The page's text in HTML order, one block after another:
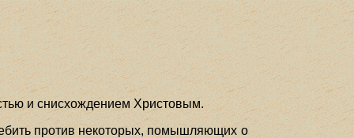
и снисхождением Христовым.
против некоторых, помышляющих о